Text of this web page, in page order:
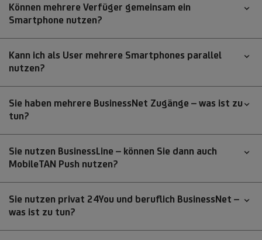
Können mehrere Verfüger gemeinsam ein
Smartphone nutzen?
Kann ich als User mehrere Smartphones parallel
nutzen?
Sie haben mehrere BusinessNet Zugänge – was ist zu
tun?
Sie nutzen BusinessLine – können Sie dann auch
MobileTAN Push nutzen?
Sie nutzen privat 24You und beruflich BusinessNet –
was ist zu tun?